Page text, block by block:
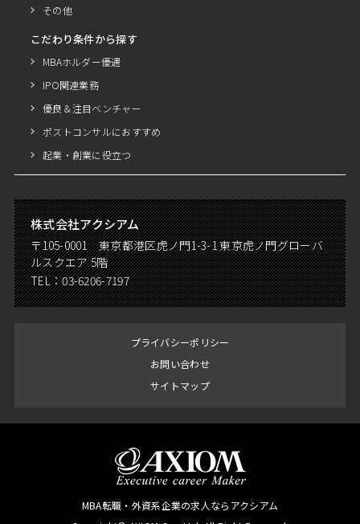
その他
こだわり条件から探す
MBAホルダー優遇
IPO関連業務
優良＆注目ベンチャー
ポストコンサルにおすすめ
起業・創業に役立つ
株式会社アクシアム
〒105-0001 東京都港区虎ノ門1-3-1 東京虎ノ門グローバ
ルスクエア 5階
TEL：03-6206-7197
プライバシーポリシー
お問い合わせ
サイトマップ
MBA転職・外資系企業の求人ならアクシアム